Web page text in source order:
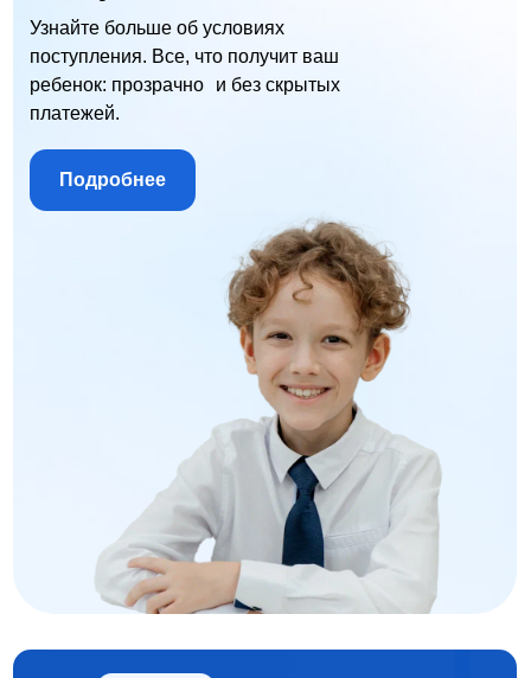
Узнайте больше об условиях
поступления. Все, что получит ваш
ребенок: прозрачно и без скрытых
платежей.
Подробнее